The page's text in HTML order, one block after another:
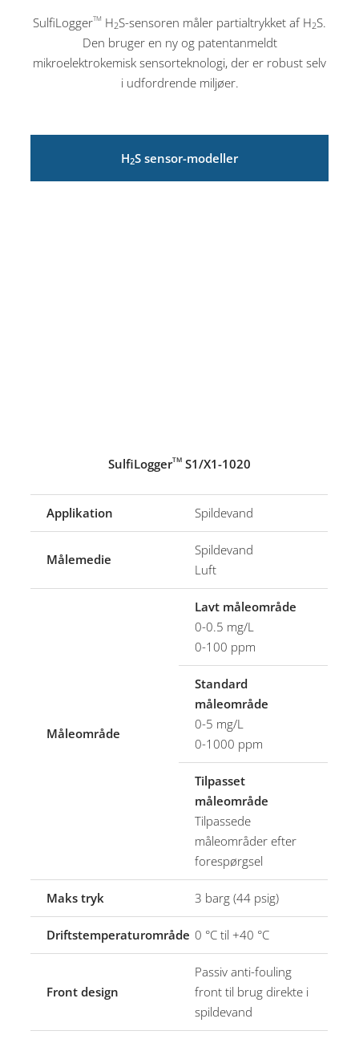
SulfiLoggerTM H2S-sensoren måler partialtrykket af H2S.
Den bruger en ny og patentanmeldt
mikroelektrokemisk sensorteknologi, der er robust selv
i udfordrende miljøer.
H2S sensor-modeller
SulfiLoggerTMS1/X1-1020
Applikation Spildevand
Målemedie
Spildevand
Luft
Måleområde
Lavt måleområde
0-0.5 mg/L
0-100 ppm
Standard
måleområde
0-5 mg/L
0-1000 ppm
Tilpasset
måleområde
Tilpassede
måleområder efter
forespørgsel
Maks tryk 3 barg (44 psig)
Driftstemperaturområde 0 °C til +40 °C
Front design
Passiv anti-fouling
front til brug direkte i
spildevand